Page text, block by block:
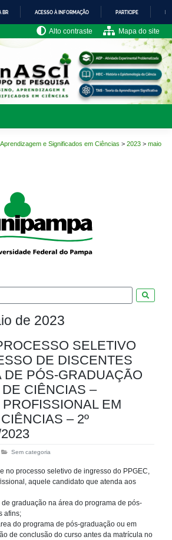
IR
PARA
O
BR ACESSO À INFORMAÇÃO PARTICIPE
Alto contraste Mapa do site
e Significados em Ciências > 2023 > maio
de 2023
SELETIVO
DE DISCENTES
DE PÓS-GRADUAÇÃO
CIÊNCIAS –
EM
– 2º
Sem categoria
no processo seletivo de ingresso do PPGEC,
aquele candidato que atenda aos
graduação na área do programa de pós-
afins;
do programa de pós-graduação ou em
de conclusão do curso antes da matrícula no